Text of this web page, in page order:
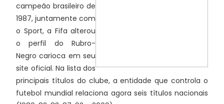
campeão brasileiro de
1987, juntamente com
o Sport, a Fifa alterou
o perfil do Rubro-
Negro carioca em seu
site oficial. Na lista dos
principais títulos do clube, a entidade que controla o
futebol mundial relaciona agora seis títulos nacionais